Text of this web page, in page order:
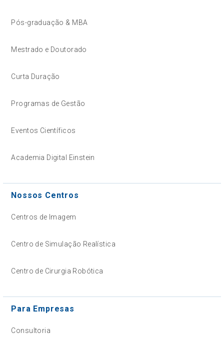
Pós-graduação & MBA
Mestrado e Doutorado
Curta Duração
Programas de Gestão
Eventos Científicos
Academia Digital Einstein
Nossos Centros
Centros de Imagem
Centro de Simulação Realística
Centro de Cirurgia Robótica
Para Empresas
Consultoria